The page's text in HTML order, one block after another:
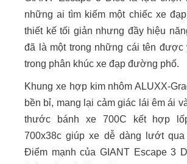
những ai tìm kiếm một chiếc xe
thiết kế tối giản nhưng đầy hiệu
đã là một trong những cái tên được
trong phân khúc xe đạp đường phố.
Khung xe hợp kim nhôm ALUXX-
bền bỉ, mang lại cảm giác lái êm ái
thước bánh xe 700C kết hợp
700x38c giúp xe dễ dàng lướt
Điểm mạnh của GIANT Escape 3